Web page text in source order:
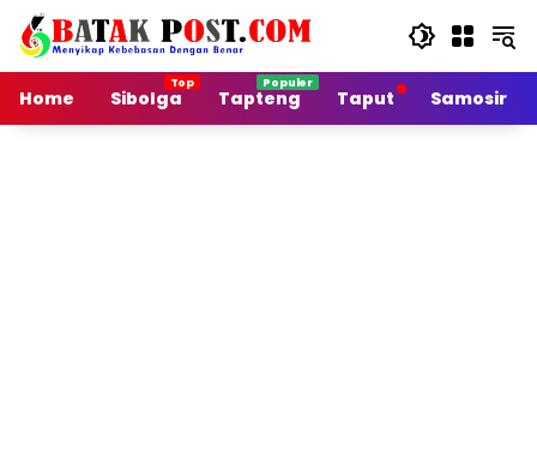
Langsung
konten
Home
Sibolga Tapteng Taput Samosir